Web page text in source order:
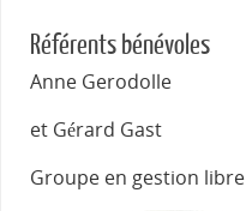
Référents bénévoles
Anne Gerodolle
et Gérard Gast
Groupe en gestion libre